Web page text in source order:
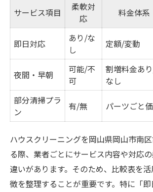
サービス項目
柔軟対
応
料金体系
即日対応
あり/な
し
定額/変動
夜間・早朝
可能/不
可
割増料金あ
なし
部分清掃プラ
ン
有/無 パーツごと
ハウスクリーニングを岡山県岡山市南
る際、業者ごとにサービス内容や対応
違いがあります。そのため、比較表を
徴を整理することが重要です。特に「